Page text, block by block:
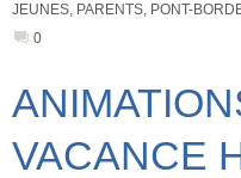
JEUNES, PARENTS, PONT-
0
VACANCE